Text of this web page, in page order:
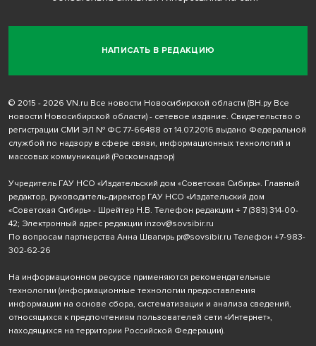
НАПИСАТЬ В РЕДАКЦИЮ
© 2015 - 2026 VN.ru Все новости Новосибирской области (ВН.ру Все
новости Новосибирской области) - сетевое издание. Свидетельство о
регистрации СМИ ЭЛ № ФС 77-66488 от 14.07.2016 выдано Федеральной
службой по надзору в сфере связи, информационных технологий и
массовых коммуникаций (Роскомнадзор)
Учредитель ГАУ НСО «Издательский дом «Советская Сибирь». Главный
редактор, руководитель-директор ГАУ НСО «Издательский дом
«Советская Сибирь» - Шрейтер Н.В. Телефон редакции + 7 (383) 314-00-
42; Электронный адрес редакции inzov@sovsibir.ru
По вопросам партнерства Анна Швагирь pr@sovsibir.ru Телефон +7-983-
302-62-26
На информационном ресурсе применяются рекомендательные
технологии (информационные технологии предоставления
информации на основе сбора, систематизации и анализа сведений,
относящихся к предпочтениям пользователей сети «Интернет»,
находящихся на территории Российской Федерации).